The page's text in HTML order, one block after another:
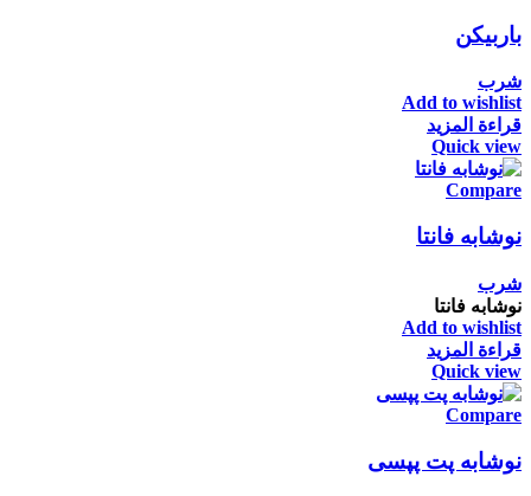
باربیکن
شرب
Add to wishlist
قراءة المزيد
Quick view
Compare
نوشابه فانتا
شرب
نوشابه فانتا
Add to wishlist
قراءة المزيد
Quick view
Compare
نوشابه پت پپسی